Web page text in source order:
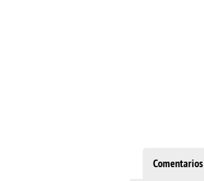
Comentarios